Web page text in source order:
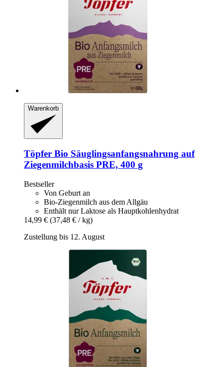
Warenkorb
Töpfer Bio Säuglingsanfangsnahrung auf
Ziegenmilchbasis PRE, 400 g
Bestseller
Von Geburt an
Bio-Ziegenmilch aus dem Allgäu
Enthält nur Laktose als Hauptkohlenhydrat
14,99 € (37,48 € / kg)
Zustellung bis 12. August